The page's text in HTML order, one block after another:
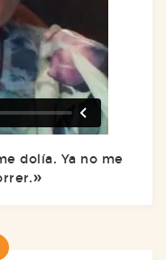
dolía. Ya no me